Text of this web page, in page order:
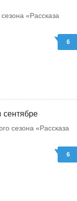
«Рассказа
6
сентябре
сезона «Рассказа
6